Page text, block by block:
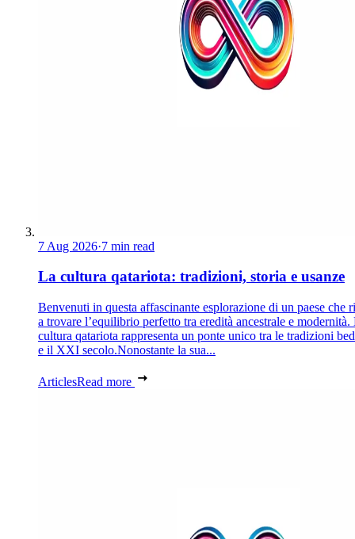
7 Aug 2026·7 min read
La cultura qatariota: tradizioni, storia e usanze
Benvenuti in questa affascinante esplorazione di un paese che
a trovare l’equilibrio perfetto tra eredità ancestrale e modernità.
cultura qatariota rappresenta un ponte unico tra le tradizioni
e il XXI secolo.Nonostante la sua...
ArticlesRead more